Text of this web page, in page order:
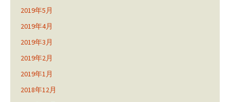
2019年5月
2019年4月
2019年3月
2019年2月
2019年1月
2018年12月